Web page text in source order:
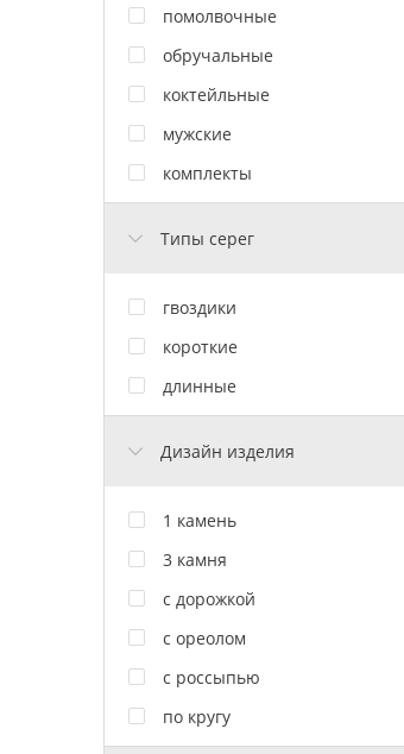
помолвочные
обручальные
коктейльные
мужские
комплекты
Типы серег
гвоздики
короткие
длинные
Дизайн изделия
1 камень
3 камня
с дорожкой
с ореолом
с россыпью
по кругу